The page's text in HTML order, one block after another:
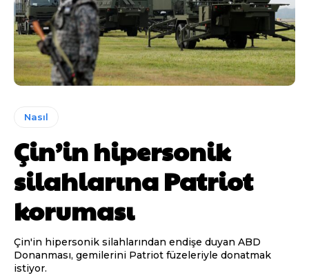
Nasıl
Çin’in hipersonik
silahlarına Patriot
koruması
Çin'in hipersonik silahlarından endişe duyan ABD
Donanması, gemilerini Patriot füzeleriyle donatmak
istiyor.